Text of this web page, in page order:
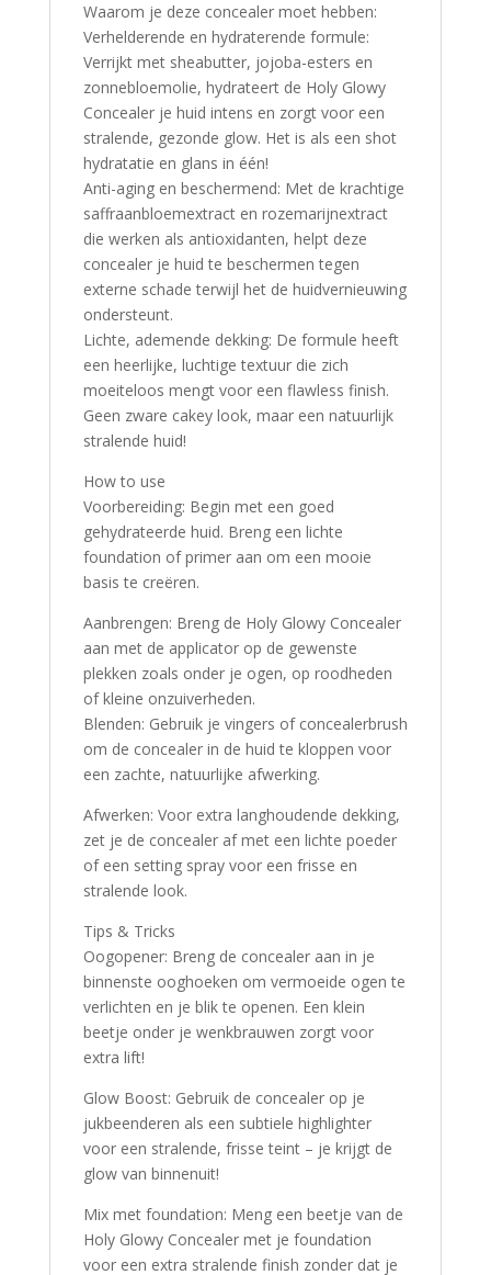
Waarom je deze concealer moet hebben:
Verhelderende en hydraterende formule:
Verrijkt met sheabutter, jojoba-esters en
zonnebloemolie, hydrateert de Holy Glowy
Concealer je huid intens en zorgt voor een
stralende, gezonde glow. Het is als een shot
hydratatie en glans in één!
Anti-aging en beschermend: Met de krachtige
saffraanbloemextract en rozemarijnextract
die werken als antioxidanten, helpt deze
concealer je huid te beschermen tegen
externe schade terwijl het de huidvernieuwing
ondersteunt.
Lichte, ademende dekking: De formule heeft
een heerlijke, luchtige textuur die zich
moeiteloos mengt voor een flawless finish.
Geen zware cakey look, maar een natuurlijk
stralende huid!
How to use
Voorbereiding: Begin met een goed
gehydrateerde huid. Breng een lichte
foundation of primer aan om een mooie
basis te creëren.
Aanbrengen: Breng de Holy Glowy Concealer
aan met de applicator op de gewenste
plekken zoals onder je ogen, op roodheden
of kleine onzuiverheden.
Blenden: Gebruik je vingers of concealerbrush
om de concealer in de huid te kloppen voor
een zachte, natuurlijke afwerking.
Afwerken: Voor extra langhoudende dekking,
zet je de concealer af met een lichte poeder
of een setting spray voor een frisse en
stralende look.
Tips & Tricks
Oogopener: Breng de concealer aan in je
binnenste ooghoeken om vermoeide ogen te
verlichten en je blik te openen. Een klein
beetje onder je wenkbrauwen zorgt voor
extra lift!
Glow Boost: Gebruik de concealer op je
jukbeenderen als een subtiele highlighter
voor een stralende, frisse teint – je krijgt de
glow van binnenuit!
Mix met foundation: Meng een beetje van de
Holy Glowy Concealer met je foundation
voor een extra stralende finish zonder dat je